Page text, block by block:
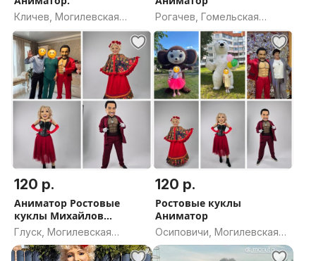
Кличев, Могилевская
область
Рогачев, Гомельская
область
120 р.
Аниматор Ростовые
куклы Михайлов
Кадышева Белый
медведь
Глуск, Могилевская
область
120 р.
Ростовые куклы
Аниматор
Осиповичи, Могилевская
область